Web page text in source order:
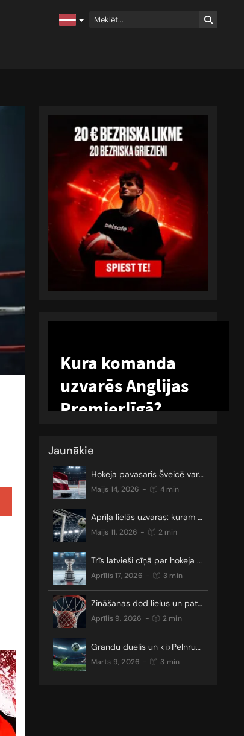
Jaunākie
Hokeja pavasaris Šveicē var sākties
maijs 14, 2026 - 4 min
Aprīļa lielās uzvaras: kuram gan nepatīk neizšķirti?
maijs 11, 2026 - 2 min
Trīs latvieši cīņā par hokeja galveno trofeju
aprīlis 17, 2026 - 3 min
Zināšanas dod lielus un patīkamus laimestus
aprīlis 9, 2026 - 2 min
Grandu duelis un <i>Pelnrušķītes stāsts</i>: kādus pārsteigumus nesīs Čempionu līgas TOP 16?
marts 9, 2026 - 3 min